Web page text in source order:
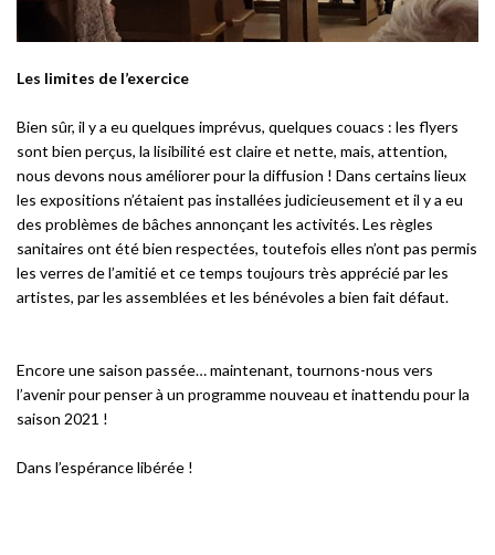
Les limites de l’exercice
Bien sûr, il y a eu quelques imprévus, quelques couacs : les flyers
sont bien perçus, la lisibilité est claire et nette, mais, attention,
nous devons nous améliorer pour la diffusion ! Dans certains lieux
les expositions n’étaient pas installées judicieusement et il y a eu
des problèmes de bâches annonçant les activités. Les règles
sanitaires ont été bien respectées, toutefois elles n’ont pas permis
les verres de l’amitié et ce temps toujours très apprécié par les
artistes, par les assemblées et les bénévoles a bien fait défaut.
Encore une saison passée… maintenant, tournons-nous vers
l’avenir pour penser à un programme nouveau et inattendu pour la
saison 2021 !
Dans l’espérance libérée !